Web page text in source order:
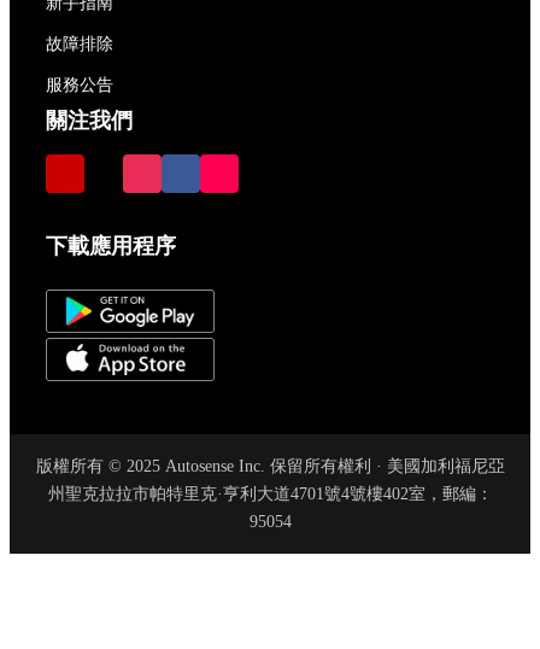
故障排除
服務公告
關注我們
下載應用程序
版權所有 © 2025 Autosense Inc. 保留所有權利 · 美國加利福尼亞
州聖克拉拉市帕特里克·亨利大道4701號4號樓402室，郵編：
95054